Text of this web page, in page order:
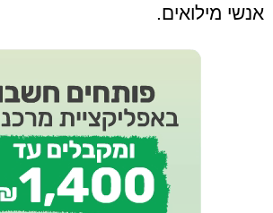
אנשי מילואים.